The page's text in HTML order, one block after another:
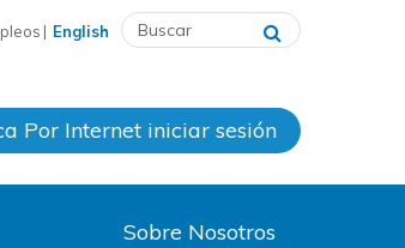
| English
Por Internet iniciar sesión
Sobre Nosotros